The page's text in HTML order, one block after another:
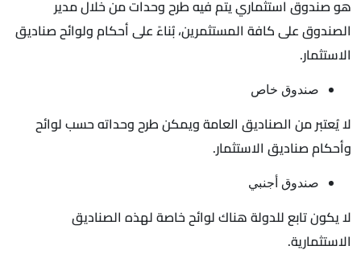
هو صندوق استثماري يتم فيه طرح وحدات من خلال مدير
الصندوق على كافة المستثمرين، بُناءً على أحكام ولوائح صناديق
الاستثمار.
صندوق خاص
لا يُعتبر من الصناديق العامة ويمكن طرح وحداته حسب لوائح
وأحكام صناديق الاستثمار.
صندوق أجنبي
لا يكون تابع للدولة هناك لوائح خاصة لهذه الصناديق
الاستثمارية.